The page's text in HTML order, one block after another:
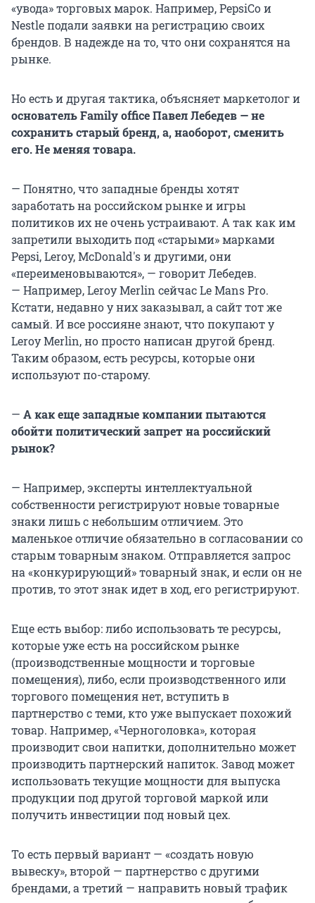
«увода» торговых марок. Например, PepsiCo и
Nestle подали заявки на регистрацию своих
брендов. В надежде на то, что они сохранятся на
рынке.
Но есть и другая тактика, объясняет маркетолог и
основатель Family officeПавел Лебедев — не
сохранить старый бренд, а, наоборот, сменить
его. Не меняя товара.
— Понятно, что западные бренды хотят
заработать на российском рынке и игры
политиков их не очень устраивают. Атак как им
запретили выходить под «старыми» марками
Pepsi, Leroy, McDonald's и другими, они
«переименовываются», — говорит Лебедев.
— Например, Leroy Merlin сейчас Le Mans Pro.
Кстати, недавно у них заказывал, а сайт тот же
самый. И все россияне знают, что покупают у
Leroy Merlin, но просто написан другой бренд.
Таким образом, есть ресурсы, которые они
используют по-старому.
— А как еще западные компании пытаются
обойти политический запрет на российский
рынок?
— Например, эксперты интеллектуальной
собственности регистрируют новые товарные
знаки лишь с небольшим отличием. Это
маленькое отличие обязательно в согласовании со
старым товарным знаком. Отправляется запрос
на «конкурирующий» товарный знак, и если он не
против, то этот знак идет в ход, его регистрируют.
Еще есть выбор: либо использовать те ресурсы,
которые уже есть на российском рынке
(производственные мощности и торговые
помещения), либо, если производственного или
торгового помещения нет, вступить в
партнерство с теми, кто уже выпускает похожий
товар. Например, «Черноголовка», которая
производит свои напитки, дополнительно может
производить партнерский напиток. Завод может
использовать текущие мощности для выпуска
продукции под другой торговой маркой или
получить инвестиции под новый цех.
То есть первый вариант — «создать новую
вывеску», второй — партнерство с другими
брендами, а третий — направить новый трафик